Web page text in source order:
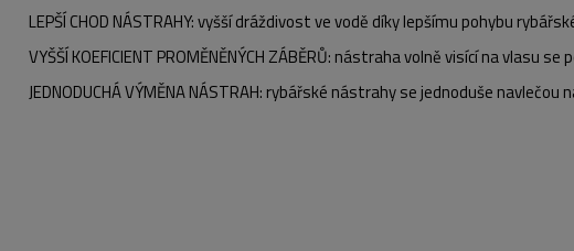
LEPŠÍ CHOD NÁSTRAHY: vyšší dráždivost ve vodě díky lepšímu pohybu
VYŠŠÍ KOEFICIENT PROMĚNĚNÝCH ZÁBĚRŮ: nástraha volně visící na
JEDNODUCHÁ VÝMĚNA NÁSTRAH: rybářské nástrahy se jednoduše navlečou